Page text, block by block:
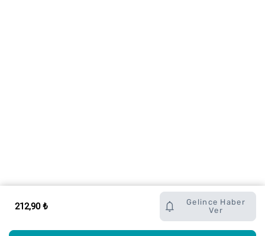
212,90 ₺
Gelince Haber
Ver